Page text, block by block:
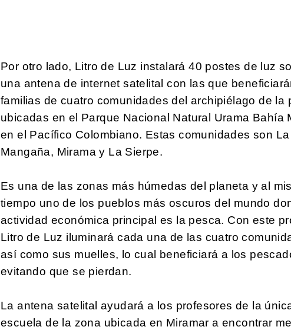
Por otro lado, Litro de Luz instalará 40 postes de luz
una antena de internet satelital con las que
familias de cuatro comunidades del archipiélago de la
ubicadas en el Parque Nacional Natural Urama Bahía
en el Pacífico Colombiano. Estas comunidades son
Mangaña, Mirama y La Sierpe.
Es una de las zonas más húmedas del planeta y al
tiempo uno de los pueblos más oscuros del mundo
actividad económica principal es la pesca. Con este
Litro de Luz iluminará cada una de las cuatro
así como sus muelles, lo cual beneficiará a los
evitando que se pierdan.
La antena satelital ayudará a los profesores de la
escuela de la zona ubicada en Miramar a encontrar